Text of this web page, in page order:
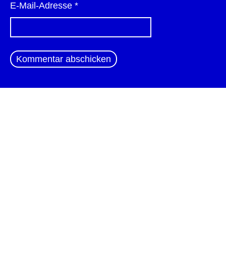
E-Mail-Adresse *